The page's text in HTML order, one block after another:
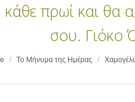
πρωί και θα
σου. Γιόκο
Το Μήνυμα της Ημέρας